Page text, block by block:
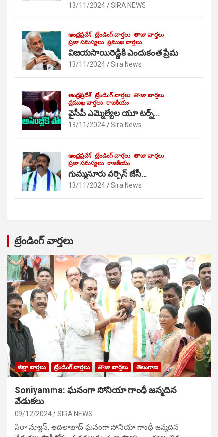
13/11/2024 SIRA NEWS
ఆంధ్రప్రదేశ్ ట్రేండింగ్ వార్తలు తాజా వార్తలు
ప్రజా సమస్యలు ప్రముఖ వార్తలు
విజయసాయిరెడ్డికి ఎందుకంత ప్రేమ
13/11/2024 Sira News
ఆంధ్రప్రదేశ్ ట్రేండింగ్ వార్తలు తాజా వార్తలు
ప్రముఖ వార్తలు రాజకీయం
వైసీపీ ఎమ్మెల్యేల యూ టర్న్…
13/11/2024 Sira News
ఆంధ్రప్రదేశ్ ట్రేండింగ్ వార్తలు తాజా వార్తలు
ప్రజా సమస్యలు రాజకీయం
గుమ్మనూరు వర్సెస్ జేసీ…
13/11/2024 Sira News
ట్రేండింగ్ వార్తలు
జిల్లా వార్తలు ట్రేండింగ్ వార్తలు తాజా వార్తలు తెలంగాణ
Soniyamma: ఘ‌నంగా సోనియా గాంధీ జ‌న్మ‌దిన
వేడుక‌లు
09/12/2024 SIRA NEWS
సిరా న్యూస్, ఆదిలాబాద్ ఘ‌నంగా సోనియా గాంధీ జ‌న్మ‌దిన